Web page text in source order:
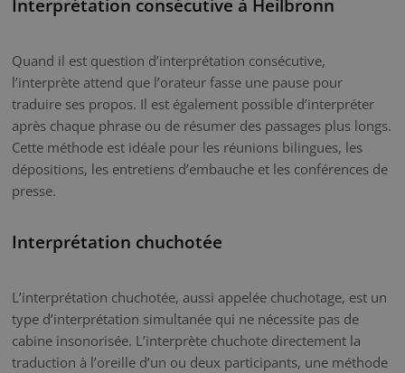
Interprétation consécutive à Heilbronn
Quand il est question d’interprétation consécutive,
l’interprète attend que l’orateur fasse une pause pour
traduire ses propos. Il est également possible d’interpréter
après chaque phrase ou de résumer des passages plus longs.
Cette méthode est idéale pour les réunions bilingues, les
dépositions, les entretiens d’embauche et les conférences de
presse.
Interprétation chuchotée
L’interprétation chuchotée, aussi appelée chuchotage, est un
type d’interprétation simultanée qui ne nécessite pas de
cabine insonorisée. L’interprète chuchote directement la
traduction à l’oreille d’un ou deux participants, une méthode